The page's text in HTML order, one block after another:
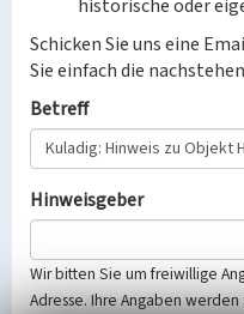
historische oder
Schicken Sie uns eine
Sie einfach die
Betreff
Hinweisgeber
Wir bitten Sie um freiwillige
Adresse. Ihre Angaben